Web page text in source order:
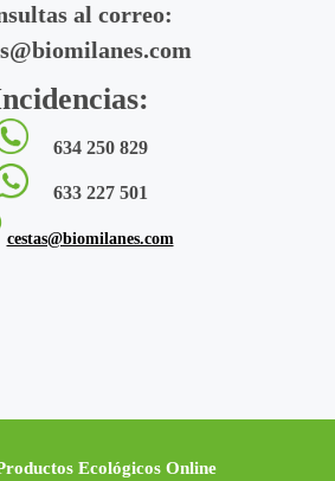
al correo:
634 250 829
633 227 501
cestas@biomilanes.com
Ecológicos Online